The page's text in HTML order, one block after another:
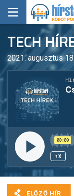
KEZDŐLAP
FRISS HÍREK
TECH HÍREK
FILM-ZENE-
PLAYLIST
MI AZ A ROBOT
TECH
2021. augusztus 18.